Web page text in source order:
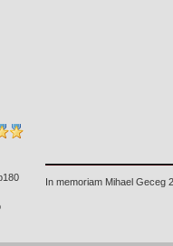
In memoriam Mihael Geceg